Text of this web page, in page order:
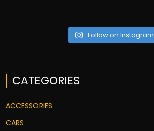
Follow on Instagram
CATEGORIES
ACCESSORIES
CARS